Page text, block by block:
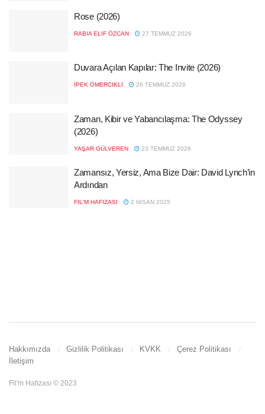
Rose (2026)
RABIA ELIF ÖZCAN 27 TEMMUZ 2026
Duvara Açılan Kapılar: The Invite (2026)
İPEK ÖMERCIKLI 26 TEMMUZ 2026
Zaman, Kibir ve Yabancılaşma: The Odyssey
(2026)
YAŞAR GÜLVEREN 23 TEMMUZ 2026
Zamansız, Yersiz, Ama Bize Dair: David Lynch’in
Ardından
FIL'M HAFIZASI 2 NISAN 2025
Hakkımızda Gizlilik Politikası KVKK
Çerez Politikası
İletişim
Fil'm Hafızası © 2023